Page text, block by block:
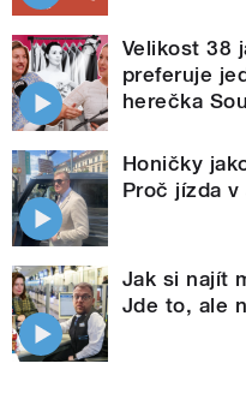
Velikost 38
preferuje
herečka
Honičky
Proč jízda
Jak si najít
Jde to, ale